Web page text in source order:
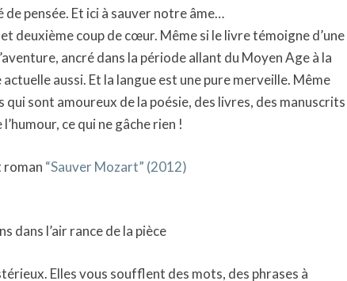
pensée. Et ici à sauver notre âme…
deuxième coup de cœur. Même si le livre témoigne d’une
ancré dans la période allant du Moyen Age à la
aussi. Et la langue est une pure merveille. Même
qui sont amoureux de la poésie, des livres, des manuscrits
ce qui ne gâche rien !
roman “Sauver Mozart” (2012)
dans l’air rance de la pièce
Elles vous soufflent des mots, des phrases à